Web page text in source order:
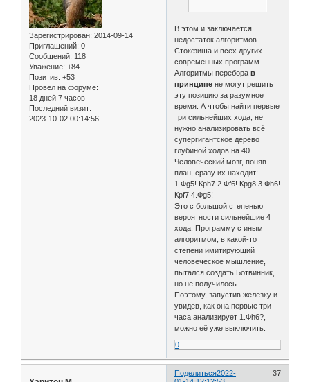
Зарегистрирован: 2014-09-14
Приглашений: 0
Сообщений: 118
Уважение: +84
Позитив: +53
Провел на форуме:
18 дней 7 часов
Последний визит:
2023-10-02 00:14:56
В этом и заключается
недостаток алгоритмов
Стокфиша и всех других
современных программ.
Алгоритмы переборав
принципе не могут решить
эту позицию за разумное
время. А чтобы найти первые
три сильнейших хода, не
нужно анализировать всё
супергигантское дерево
глубиной ходов на 40.
Человеческий мозг, поняв
план, сразу их находит:
1.Фg5! Крh7 2.Фf6! Крg8 3.Фh6!
Крf7 4.Фg5!
Это с большой степенью
вероятности сильнейшие 4
хода. Программу с иным
алгоритмом, в какой-то
степени имитирующий
человеческое мышление,
пытался создать Ботвинник,
но не получилось.
Поэтому, запустив железку и
увидев, как она первые три
часа анализирует 1.Фh6?,
можно её уже выключить.
0
Поделиться 37
2022-